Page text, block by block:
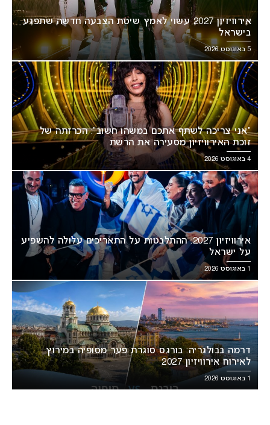
אירוויזיון 2027 עשוי לאמץ שיטת הצבעה חדשה שתפגע
בישראל
5 באוגוסט 2026
“אני צריכה לשתף אתכם במשהו חשוב”: הכרזתה של
זוכת האירוויזיון מסעירה את הרשת
4 באוגוסט 2026
אירוויזיון 2027: ההתלבטות על התאריכים עלולה להשפיע
על ישראל
1 באוגוסט 2026
דרמה בבולגריה: בורגס סוגרת פער מסופיה במירוץ
לאירוח אירוויזיון 2027
1 באוגוסט 2026